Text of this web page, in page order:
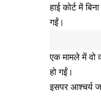
हाई कोर्ट में
गईं।
एक मामले में वो
हो गईं।
इसपर आश्चर्य